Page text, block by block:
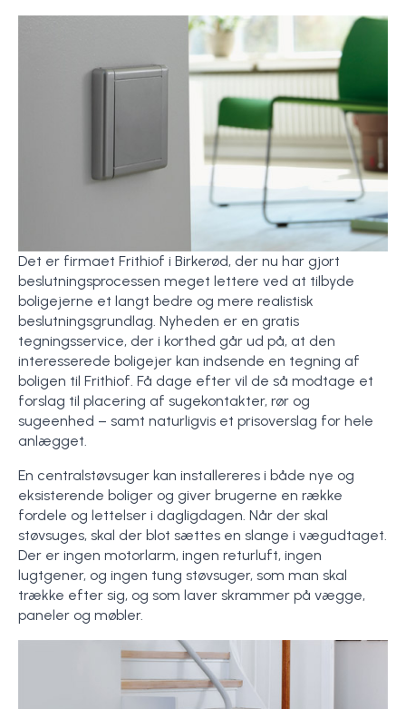
Det er firmaet Frithiof i Birkerød, der nu har gjort
beslutningsprocessen meget lettere ved at tilbyde
boligejerne et langt bedre og mere realistisk
beslutningsgrundlag. Nyheden er en gratis
tegningsservice, der i korthed går ud på, at den
interesserede boligejer kan indsende en tegning af
boligen til Frithiof. Få dage efter vil de så modtage et
forslag til placering af sugekontakter, rør og
sugeenhed – samt naturligvis et prisoverslag for hele
anlægget.
En centralstøvsuger kan installereres i både nye og
eksisterende boliger og giver brugerne en række
fordele og lettelser i dagligdagen. Når der skal
støvsuges, skal der blot sættes en slange i vægudtaget.
Der er ingen motorlarm, ingen returluft, ingen
lugtgener, og ingen tung støvsuger, som man skal
trække efter sig, og som laver skrammer på vægge,
paneler og møbler.